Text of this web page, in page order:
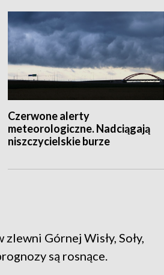
Czerwone alerty
meteorologiczne. Nadciągają
niszczycielskie burze
Górnej Wisły, Soły,
są rosnące.